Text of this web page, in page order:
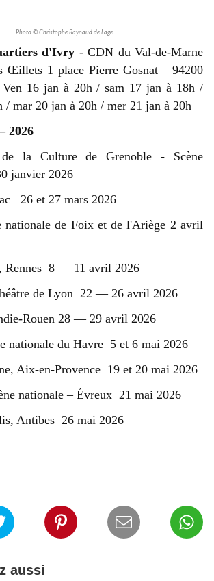
Photo © Christophe Raynaud de Lage
d'Ivry - CDN du Val-de-Marne
Œillets 1 place Pierre Gosnat 94200
16 jan à 20h / sam 17 jan à 18h /
/ mar 20 jan à 20h / mer 21 jan à 20h
2026
la Culture de Grenoble - Scène
janvier 2026
26 et 27 mars 2026
nationale de Foix et de l'Ariège 2 avril
Rennes 8 — 11 avril 2026
de Lyon 22 — 26 avril 2026
Rouen 28 — 29 avril 2026
nationale du Havre 5 et 6 mai 2026
Aix-en-Provence 19 et 20 mai 2026
nationale – Évreux 21 mai 2026
Antibes 26 mai 2026
aussi